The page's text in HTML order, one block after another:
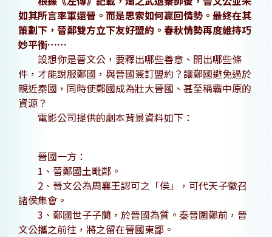
如其所言率軍還晉。而是思索如何贏回情勢。最終在其
策劃下，晉鄭雙方立下友好盟約。春秋情勢再度維持巧
妙平衡……
設想你是晉文公，要釋出哪些善意、開出哪些條
件，才能說服鄭國，與晉國簽訂盟約？讓鄭國避免過於
親近秦國，同時使鄭國成為壯大晉國、甚至稱霸中原的
資源？
電影公司提供的劇本背景資料如下：
晉國一方：
1、晉鄭國土毗鄰。
2、晉文公為周襄王認可之「侯」，可代天子徵召
諸侯集會。
3、鄭國世子子蘭，於晉國為質。秦晉圍鄭前，晉
文公攜之前往，將之留在晉國東鄙。